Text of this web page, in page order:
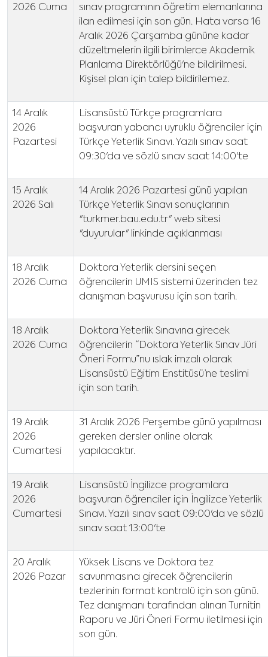
2026 Cuma
sınav programının öğretim elemanlarına
ilan edilmesi için son gün. Hata varsa 16
Aralık 2026 Çarşamba gününe kadar
düzeltmelerin ilgili birimlerce Akademik
Planlama Direktörlüğü'ne bildirilmesi.
Kişisel plan için talep bildirilemez.
14 Aralık
2026
Pazartesi
Lisansüstü Türkçe programlara
başvuran yabancı uyruklu öğrenciler için
Türkçe Yeterlik Sınavı. Yazılı sınav saat
09:30'da ve sözlü sınav saat 14:00'te
15 Aralık
2026 Salı
14 Aralık 2026 Pazartesi günü yapılan
Türkçe Yeterlik Sınavı sonuçlarının
"turkmer.bau.edu.tr" web sitesi
"duyurular" linkinde açıklanması
18 Aralık
2026 Cuma
Doktora Yeterlik dersini seçen
öğrencilerin UMIS sistemi üzerinden tez
danışman başvurusu için son tarih.
18 Aralık
2026 Cuma
Doktora Yeterlik Sınavına girecek
öğrencilerin “Doktora Yeterlik Sınav Jüri
Öneri Formu”nu ıslak imzalı olarak
Lisansüstü Eğitim Enstitüsü’ne teslimi
için son tarih.
19 Aralık
2026
Cumartesi
31 Aralık 2026 Perşembe günü yapılması
gereken dersler online olarak
yapılacaktır.
19 Aralık
2026
Cumartesi
Lisansüstü İngilizce programlara
başvuran öğrenciler için İngilizce Yeterlik
Sınavı. Yazılı sınav saat 09:00'da ve sözlü
sınav saat 13:00'te
20 Aralık
2026 Pazar
Yüksek Lisans ve Doktora tez
savunmasına girecek öğrencilerin
tezlerinin format kontrolü için son günü.
Tez danışmanı tarafından alınan Turnitin
Raporu ve Jüri Öneri Formu iletilmesi için
son gün.